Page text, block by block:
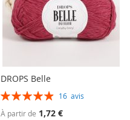
DROPS Belle
Évaluation:
16 avis
À partir de 1,72 €